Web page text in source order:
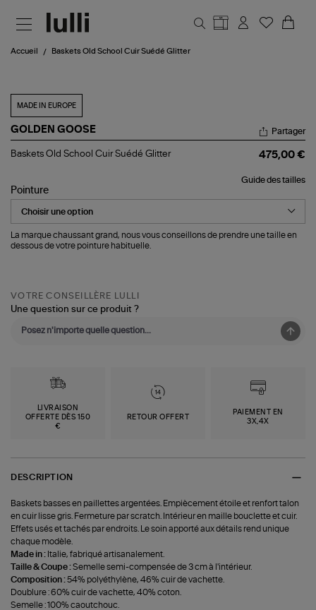
Accueil Baskets Old School Cuir Suédé Glitter
MADE IN EUROPE
GOLDEN GOOSE
Baskets
Cuir
Suédé
Glitter
Partager
Baskets Old School Cuir Suédé Glitter 475,00 €
Guide des tailles
Pointure
La marque chaussant grand, nous vous conseillons de prendre une taille en
dessous de votre pointure habituelle.
VOTRE CONSEILLÈRE LULLI
Une question sur ce produit ?
LIVRAISON
OFFERTE DÈS 150
€
RETOUR OFFERT
PAIEMENT EN
3X,4X
DESCRIPTION
Baskets basses en paillettes argentées. Empiècement étoile et renfort talon
en cuir lisse gris. Fermeture par scratch. Intérieur en maille bouclette et cuir.
Effets usés et tachés par endroits. Le soin apporté aux détails rend unique
chaque modèle.
Made in : Italie, fabriqué artisanalement.
Taille & Coupe :Semelle semi-compensée de 3 cm à l'intérieur.
Composition :54% polyéthylène, 46% cuir de vachette.
Doublure : 60% cuir de vachette, 40% coton.
Semelle : 100% caoutchouc.